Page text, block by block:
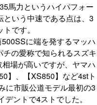
馬力というハイパフォー
いう中速である点は、3
です。
に端を発するマッハ
の愛称で知られるスズキ
場が高いですが、ヤマハ
】、【XS850】など4stト
に市販公道モデル最初の3
ントで4ストでした。